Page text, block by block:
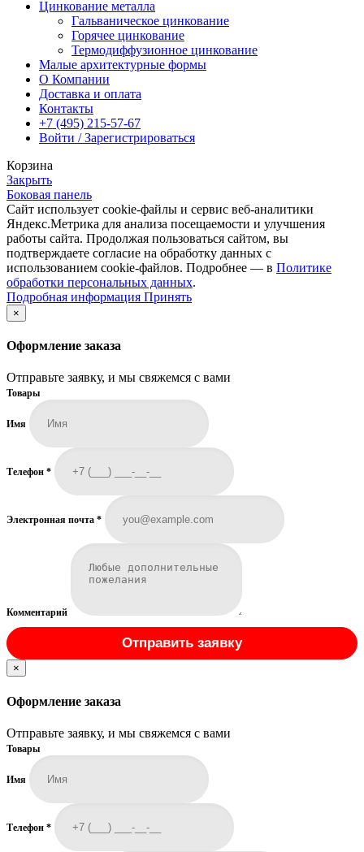
Цинкование металла
Гальваническое цинкование
Горячее цинкование
Термодиффузионное цинкование
Малые архитектурные формы
О Компании
Доставка и оплата
Контакты
+7 (495) 215-57-67
Войти / Зарегистрироваться
Корзина
Закрыть
Боковая панель
Сайт использует cookie-файлы и сервис веб-аналитики
Яндекс.Метрика для анализа посещаемости и улучшения
работы сайта. Продолжая пользоваться сайтом, вы
подтверждаете согласие на обработку данных с
использованием cookie-файлов. Подробнее — в Политике
обработки персональных данных.
Подробная информация Подробная
Принять
×
Оформление заказа
Отправьте заявку, и мы свяжемся с вами
Товары
Имя
Телефон *
Электронная почта *
Комментарий
Отправить заявку
×
Оформление заказа
Отправьте заявку, и мы свяжемся с вами
Товары
Имя
Телефон *